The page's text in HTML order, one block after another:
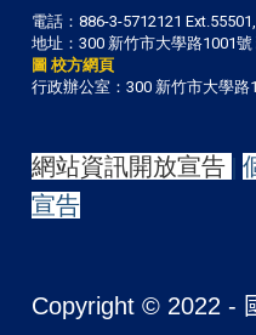
電話：886-3-5712121
地址：300 新竹市大學路1001號
圖 校方網頁
行政辦公室：300 新竹市大學路
網站資訊開放宣告
宣告
Copyright © 2022 -